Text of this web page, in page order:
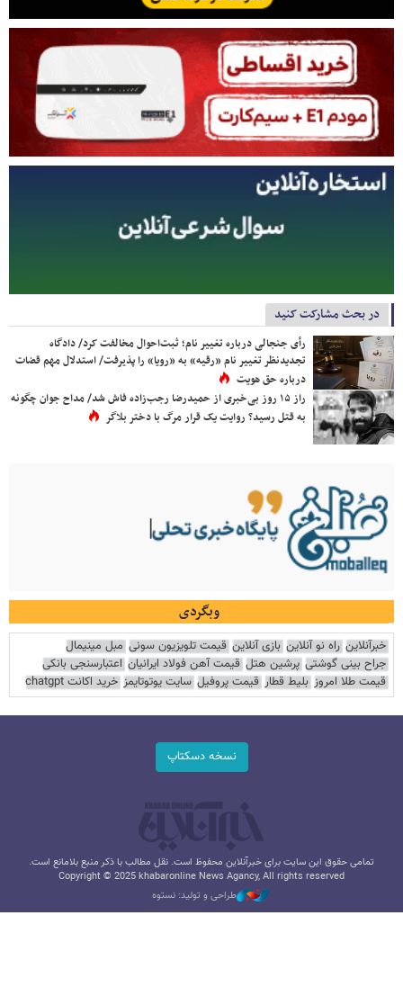
در بحث مشارکت کنید
رأی جنجالی درباره تغییر نام؛ ثبت‌احوال مخالفت کرد/ دادگاه
تجدیدنظر تغییر نام «رقیه» به «رویا» را پذیرفت/ استدلال مهم قضات
درباره حق هویت
راز ۱۵ روز بی‌خبری از حمیدرضا رجب‌زاده فاش شد/ مداح جوان چگونه
به قتل رسید؟ روایت یک قرار مرگ با دختر بلاگر
وبگردی
خبرآنلاین راه نو آنلاین بازی آنلاین قیمت تلویزیون سونی مبل مینیمال
جراح بینی گوشتی پرشین هتل قیمت آهن فولاد ایرانیان اعتبارسنجی بانکی
قیمت طلا امروز بلیط قطار قیمت پروفیل سایت یوتوتایمز خرید اکانت chatgpt
نسخه دسکتاپ
تمامی حقوق این سایت برای خبرآنلاین محفوظ است. نقل مطالب با ذکر منبع بلامانع است.
Copyright © 2025 khabaronline News Agancy, All rights reserved
طراحی و تولید: نستوه